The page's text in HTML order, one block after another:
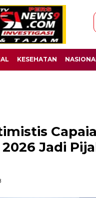
KESEHATAN
Jadi